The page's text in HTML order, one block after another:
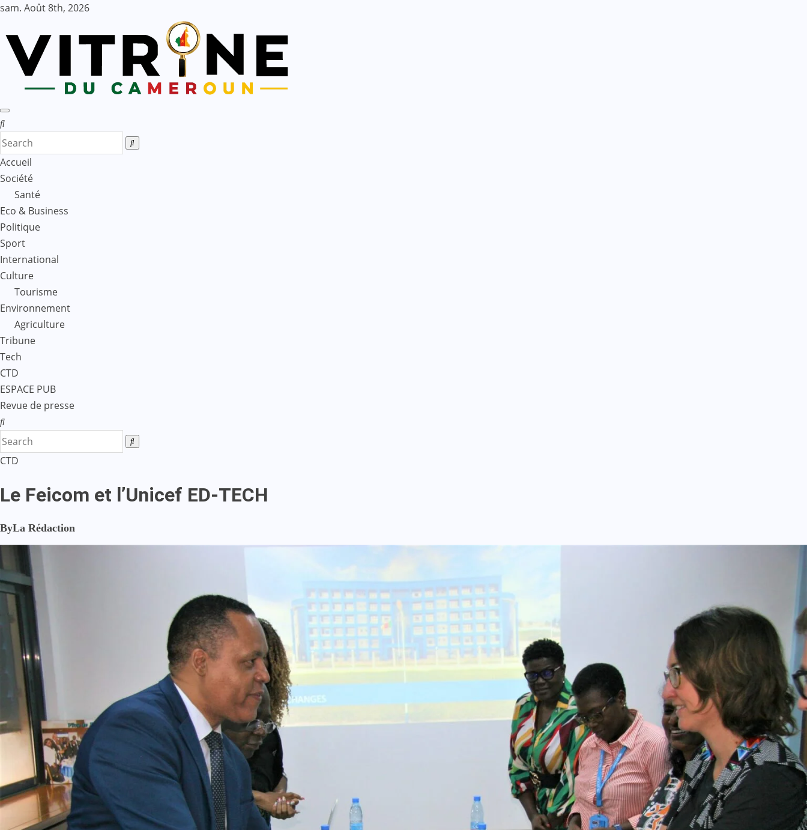
Skip
content
sam. Août 8th, 2026
Accueil
Société
Santé
Eco & Business
Politique
Sport
International
Culture
Tourisme
Environnement
Agriculture
Tribune
Tech
CTD
ESPACE PUB
Revue de presse
CTD
Le Feicom et l’Unicef ED-TECH
ByLa Rédaction